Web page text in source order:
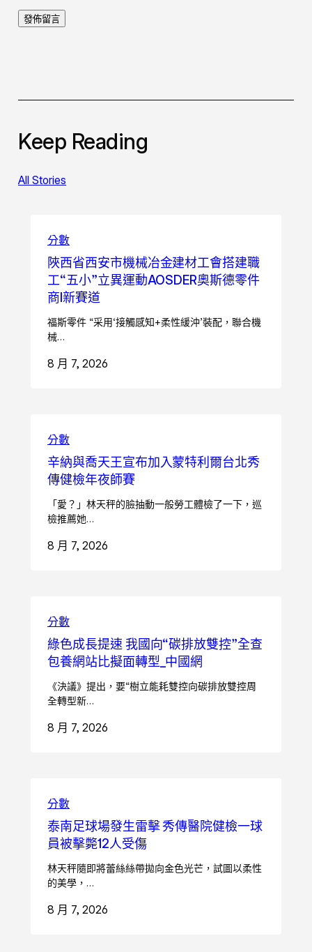
Keep Reading
All Stories
分數
陜西省西安市機械冶金建材工會搭建職
工“五小”立異運動AOSDER奧斯德零件
商I新賽道
福斯零件 “采用‘接觸感知+柔性緩沖’裝配，聯合機
械…
8 月 7, 2026
分數
辛納與喬天王宣布加入蒙特利爾台北秀
傳健檢年夜師賽
「愛？」林天秤的臉抽動一般勞工體檢了一下，巡
檢推薦她…
8 月 7, 2026
分數
綠色成長提速 我國向“碳排放雙控”全查
包養網站比擬面轉型_中國網
《決議》提出，要“樹立能耗雙控向碳排放雙控周
全轉型新…
8 月 7, 2026
分數
泰南足球場發生雷擊 秀傳醫院健檢一球
員被擊斃12人受傷
林天秤隨即將蕾絲絲帶拋向金色光芒，試圖以柔性
的美學，…
8 月 7, 2026